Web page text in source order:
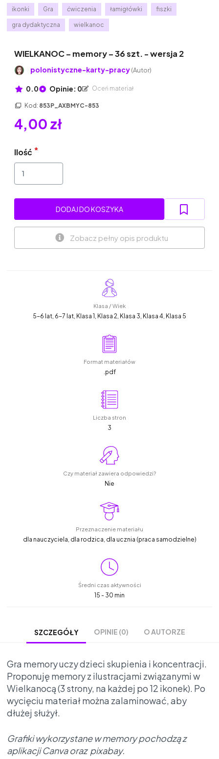
ikonki Gra ćwiczenia łamigłówki fiszki
gra dydaktyczna wielkanoc
WIELKANOC – memory – 36 szt. - wersja 2
polonistyczne-karty-pracy(Autor)
0.0 Opinie: 0 Oceń materiał
Kod: 853P_AXBMYC-853
4,00 zł
Ilość
DODAJ DO KOSZYKA
Zobacz pełny opis produktu
Klasa / Wiek
5-6 lat, 6-7 lat, Klasa 1, Klasa 2, Klasa 3, Klasa 4, Klasa 5
Format materiałów
.pdf
Liczba stron
3
Czy materiał zawiera odpowiedzi?
Nie
Przeznaczenie materiału
dla nauczyciela, dla rodzica, dla ucznia (praca samodzielne)
Średni czas aktywności
15 - 30 min
SZCZEGÓŁY OPINIE (0) O AUTORZE
Gra memory uczy dzieci skupienia i koncentracji.
Proponuję memory z ilustracjami związanymi w
Wielkanocą (3 strony, na każdej po 12 ikonek). Po
wycięciu materiał można zalaminować, aby
dłużej służył.
Grafiki wykorzystane w memory pochodzą z
aplikacji Canva oraz pixabay.